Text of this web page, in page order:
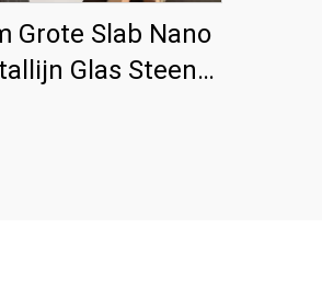
Grote Slab Nano
Glas Steen